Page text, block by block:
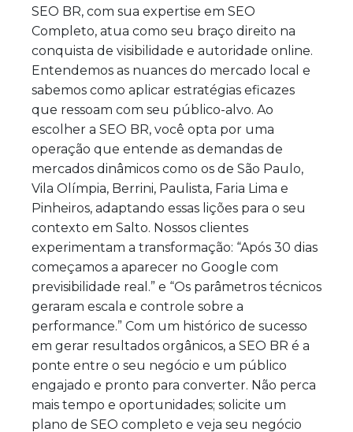
SEO BR, com sua expertise em SEO
Completo, atua como seu braço direito na
conquista de visibilidade e autoridade online.
Entendemos as nuances do mercado local e
sabemos como aplicar estratégias eficazes
que ressoam com seu público-alvo. Ao
escolher a SEO BR, você opta por uma
operação que entende as demandas de
mercados dinâmicos como os de São Paulo,
Vila Olímpia, Berrini, Paulista, Faria Lima e
Pinheiros, adaptando essas lições para o seu
contexto em Salto. Nossos clientes
experimentam a transformação: “Após 30 dias
começamos a aparecer no Google com
previsibilidade real.” e “Os parâmetros técnicos
geraram escala e controle sobre a
performance.” Com um histórico de sucesso
em gerar resultados orgânicos, a SEO BR é a
ponte entre o seu negócio e um público
engajado e pronto para converter. Não perca
mais tempo e oportunidades; solicite um
plano de SEO completo e veja seu negócio